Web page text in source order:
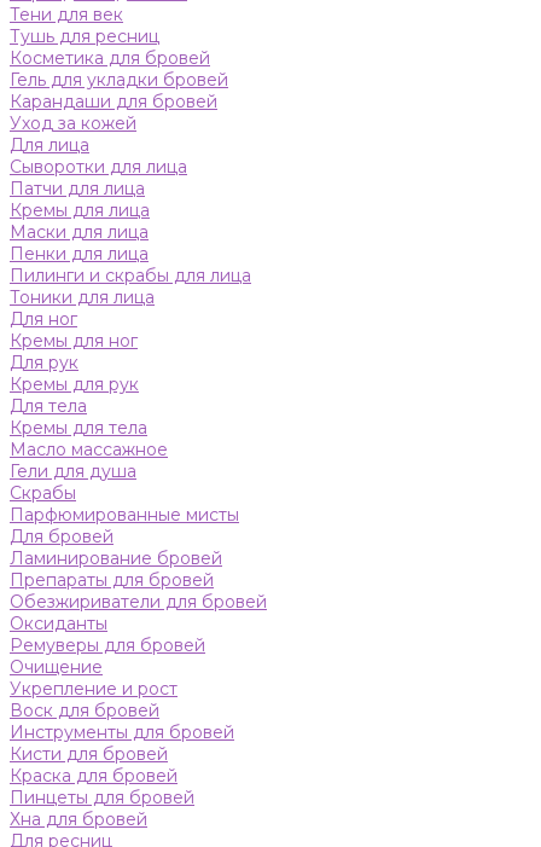
Тени для век
Тушь для ресниц
Косметика для бровей
Гель для укладки бровей
Карандаши для бровей
Уход за кожей
Для лица
Сыворотки для лица
Патчи для лица
Кремы для лица
Маски для лица
Пенки для лица
Пилинги и скрабы для лица
Тоники для лица
Для ног
Кремы для ног
Для рук
Кремы для рук
Для тела
Кремы для тела
Масло массажное
Гели для душа
Скрабы
Парфюмированные мисты
Для бровей
Ламинирование бровей
Препараты для бровей
Обезжириватели для бровей
Оксиданты
Ремуверы для бровей
Очищение
Укрепление и рост
Воск для бровей
Инструменты для бровей
Кисти для бровей
Краска для бровей
Пинцеты для бровей
Хна для бровей
Для ресниц